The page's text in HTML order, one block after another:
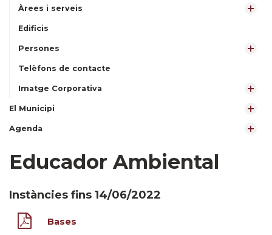
Àrees i serveis
Edificis
Persones
Telèfons de contacte
Imatge Corporativa
El Municipi
Agenda
Educador Ambiental
Instàncies fins 14/06/2022
Bases